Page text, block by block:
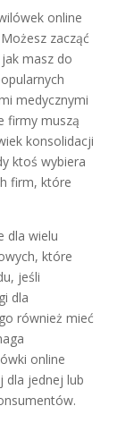
online
zacząć
masz do
medycznymi
firmy muszą
konsolidacji
ktoś wybiera
firm, które
dla wielu
które
jeśli
dla
również mieć
online
dla jednej lub